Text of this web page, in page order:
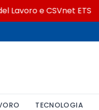
e CSVnet ETS
TECNOLOGIA